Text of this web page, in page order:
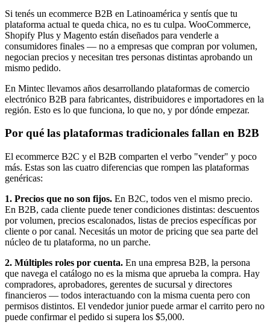
Si tenés un ecommerce B2B en Latinoamérica y sentís que tu
plataforma actual te queda chica, no es tu culpa. WooCommerce,
Shopify Plus y Magento están diseñados para venderle a
consumidores finales — no a empresas que compran por volumen,
negocian precios y necesitan tres personas distintas aprobando un
mismo pedido.
En Mintec llevamos años desarrollando plataformas de comercio
electrónico B2B para fabricantes, distribuidores e importadores en la
región. Esto es lo que funciona, lo que no, y por dónde empezar.
Por qué las plataformas tradicionales fallan en B2B
El ecommerce B2C y el B2B comparten el verbo "vender" y poco
más. Estas son las cuatro diferencias que rompen las plataformas
genéricas:
1. Precios que no son fijos. En B2C, todos ven el mismo precio.
En B2B, cada cliente puede tener condiciones distintas: descuentos
por volumen, precios escalonados, listas de precios específicas por
cliente o por canal. Necesitás un motor de pricing que sea parte del
núcleo de tu plataforma, no un parche.
2. Múltiples roles por cuenta. En una empresa B2B, la persona
que navega el catálogo no es la misma que aprueba la compra. Hay
compradores, aprobadores, gerentes de sucursal y directores
financieros — todos interactuando con la misma cuenta pero con
permisos distintos. El vendedor junior puede armar el carrito pero no
puede confirmar el pedido si supera los $5,000.